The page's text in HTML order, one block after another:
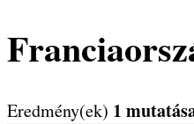
Eredmény(ek) 1